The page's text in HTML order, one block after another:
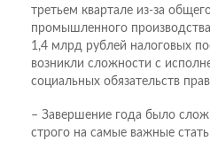
третьем квартале из-за
промышленного
1,4 млрд рублей налоговых
возникли сложности с
социальных обязательств
– Завершение года было
строго на самые важные